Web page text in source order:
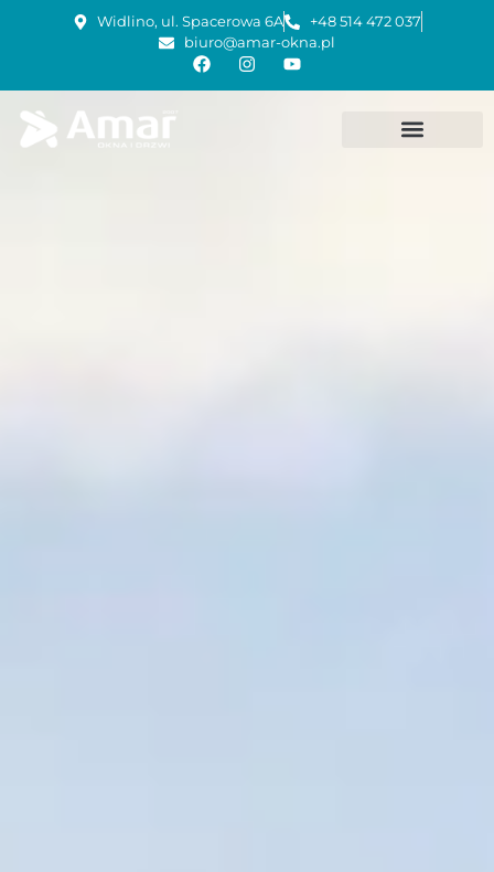
Widlino, ul. Spacerowa 6A
+48 514 472 037
biuro@amar-okna.pl